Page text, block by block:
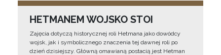
HETMANEM WOJSKO STOI
Zajęcia dotyczą historycznej roli Hetmana jako dowódcy
wojsk, jak i symbolicznego znaczenia tej dawnej roli po
dzień dzisiejszy. Główną omawianą postacią jest Hetman